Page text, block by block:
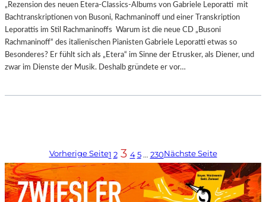
„Rezension des neuen Etera-Classics-Albums von Gabriele Leporatti mit
Bachtranskriptionen von Busoni, Rachmaninoff und einer Transkription
Leporattis im Stil Rachmaninoffs Warum ist die neue CD „Busoni
Rachmaninoff“ des italienischen Pianisten Gabriele Leporatti etwas so
Besonderes? Er fühlt sich als „Etera“ im Sinne der Etrusker, als Diener, und
zwar im Dienste der Musik. Deshalb gründete er vor…
Vorherige Seite1 2 3 4 5 … 230Nächste Seite